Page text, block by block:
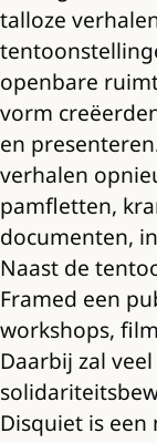
talloze
openbare
vorm
en
verhalen
pamfletten,
documenten,
Naast de
Framed een
workshops,
Daarbij zal
Disquiet is